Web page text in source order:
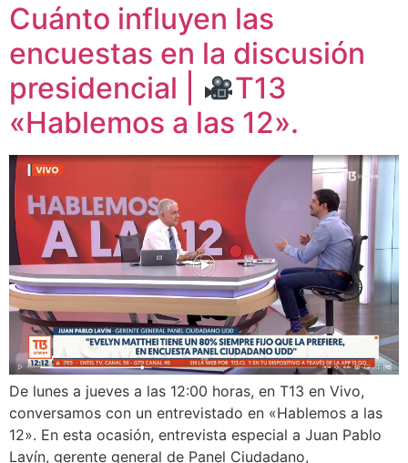
Cuánto influyen las
encuestas en la discusión
presidencial |
T13
«Hablemos a las 12».
De lunes a jueves a las 12:00 horas, en T13 en Vivo,
conversamos con un entrevistado en «Hablemos a las
12». En esta ocasión, entrevista especial a Juan Pablo
Lavín, gerente general de Panel Ciudadano,